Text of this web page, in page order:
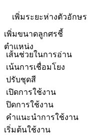
เพิ่มระยะห่างตัวอักษร
เพิ่มขนาดลูกศรชี้
ตำแหน่ง
เส้นช่วยในการอ่าน
เน้นการเชื่อมโยง
ปรับชุดสี
เปิดการใช้งาน
ปิดการใช้งาน
คำแนะนำการใช้งาน
เริ่มต้นใช้งาน